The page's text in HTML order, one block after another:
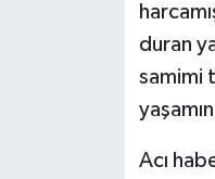
duran
samimi
Acı